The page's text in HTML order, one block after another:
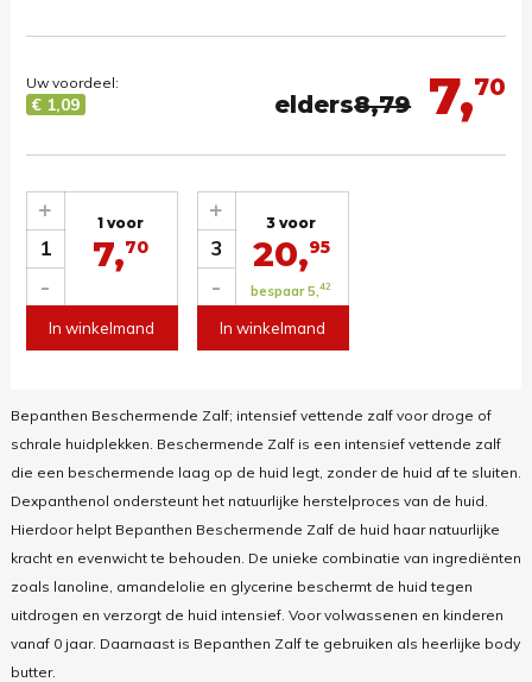
7,70
elders8,79
Uw voordeel:
€ 1,09
1
-
+ 1 voor
7,70
In winkelmand
3
-
+ 3 voor
20,95
bespaar 5,42
In winkelmand
Bepanthen Beschermende Zalf; intensief vettende zalf voor droge of
schrale huidplekken. Beschermende Zalf is een intensief vettende zalf
die een beschermende laag op de huid legt, zonder de huid af te sluiten.
Dexpanthenol ondersteunt het natuurlijke herstelproces van de huid.
Hierdoor helpt Bepanthen Beschermende Zalf de huid haar natuurlijke
kracht en evenwicht te behouden. De unieke combinatie van ingrediënten
zoals lanoline, amandelolie en glycerine beschermt de huid tegen
uitdrogen en verzorgt de huid intensief. Voor volwassenen en kinderen
vanaf 0 jaar. Daarnaast is Bepanthen Zalf te gebruiken als heerlijke body
butter.